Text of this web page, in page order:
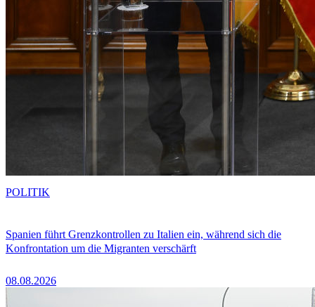
Spanien führt Grenzkontrollen zu Italien ein, während sich die
Konfrontation um die Migranten verschärft
08.08.2026
POLITIK